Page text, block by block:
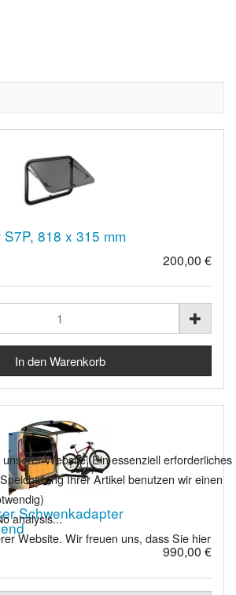
818 x 315 mm
200,00 €
Schwenkadapter
990,00 €
Website. Ein essenziell erforderliches
Ihrer Artikel benutzen wir einen
analysis...
Website. Wir freuen uns, dass Sie hier